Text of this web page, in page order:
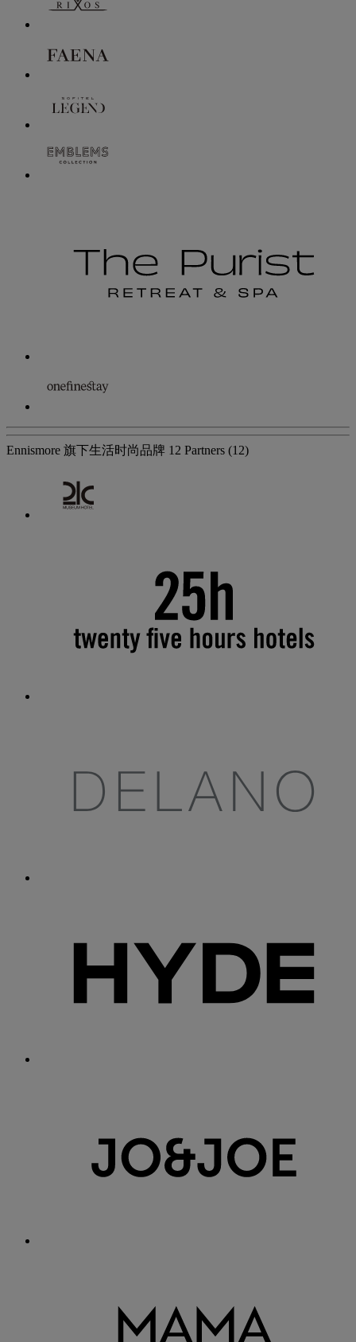
Ennismore 旗下生活时尚品牌 12 Partners (12)